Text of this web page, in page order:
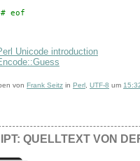
# eof
Unicode introduction
von Frank Seitz in Perl, UTF-8 um
QUELLTEXT VON